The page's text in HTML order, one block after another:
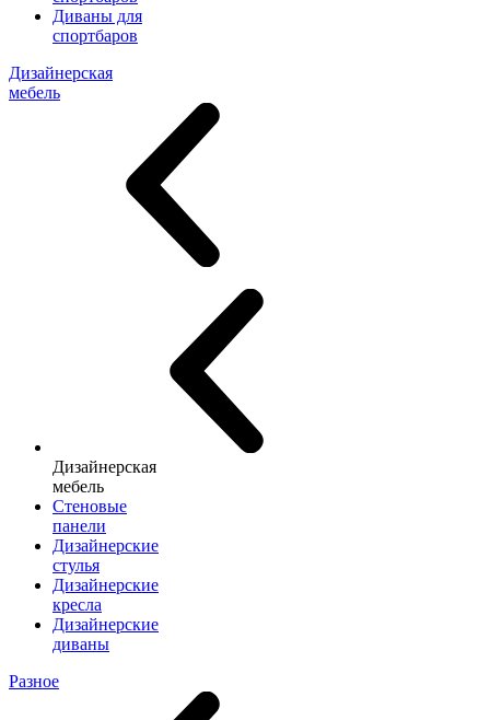
Диваны для
спортбаров
Дизайнерская
мебель
Дизайнерская
мебель
Стеновые
панели
Дизайнерские
стулья
Дизайнерские
кресла
Дизайнерские
диваны
Разное